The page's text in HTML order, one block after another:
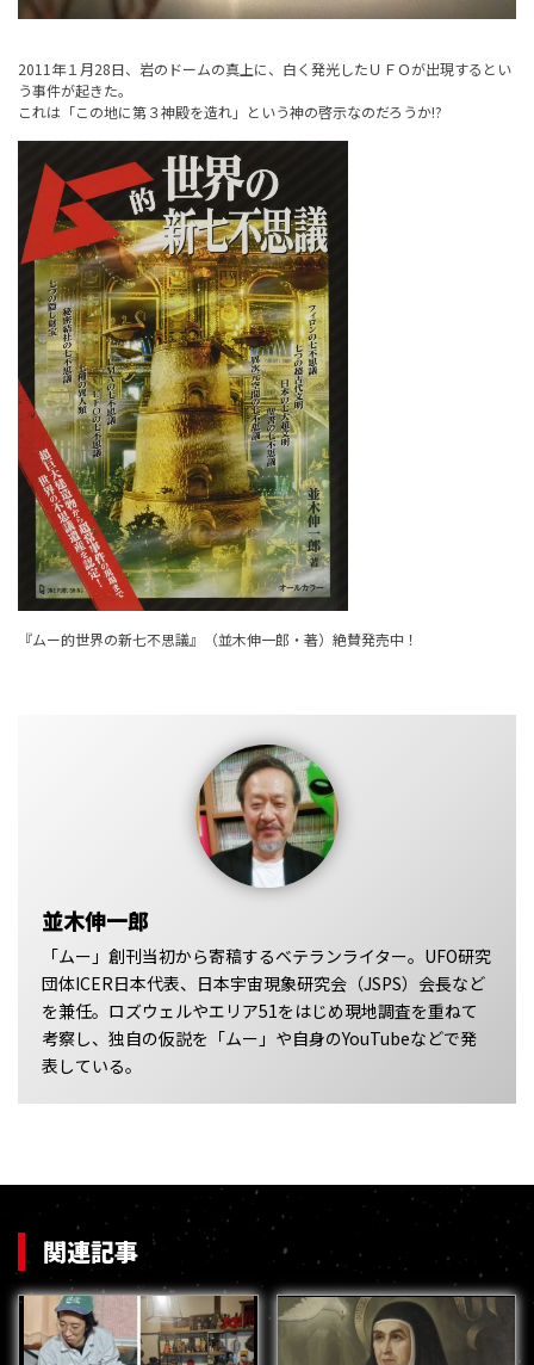
2011年１月28日、岩のドームの真上に、白く発光したＵＦＯが出現するとい
う事件が起きた。
これは「この地に第３神殿を造れ」という神の啓示なのだろうか!?
『ムー的世界の新七不思議』（並木伸一郎・著）絶賛発売中！
並木伸一郎
「ムー」創刊当初から寄稿するベテランライター。UFO研究
団体ICER日本代表、日本宇宙現象研究会（JSPS）会長など
を兼任。ロズウェルやエリア51をはじめ現地調査を重ねて
考察し、独自の仮説を「ムー」や自身のYouTubeなどで発
表している。
関連記事